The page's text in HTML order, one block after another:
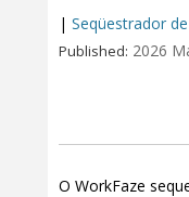
| Seqüestrador
Published: 2026
O WorkFaze